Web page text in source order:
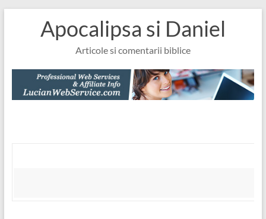
Apocalipsa si Daniel
Articole si comentarii biblice